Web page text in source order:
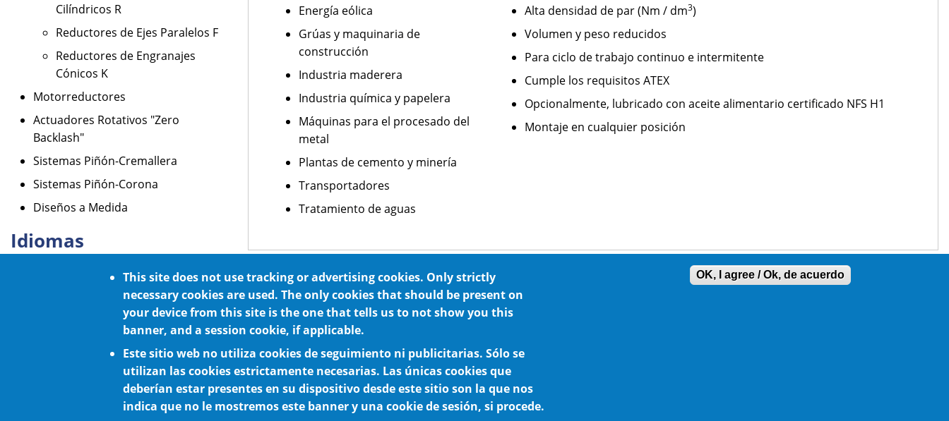
Cilíndricos R
Reductores de Ejes Paralelos F
Reductores de Engranajes
Cónicos K
Motorreductores
Actuadores Rotativos "Zero
Backlash"
Sistemas Piñón-Cremallera
Sistemas Piñón-Corona
Diseños a Medida
Idiomas
Energía eólica
Grúas y maquinaria de
construcción
Industria maderera
Industria química y papelera
Máquinas para el procesado del
metal
Plantas de cemento y minería
Transportadores
Tratamiento de aguas
Alta densidad de par (Nm / dm3)
Volumen y peso reducidos
Para ciclo de trabajo continuo e intermitente
Cumple los requisitos ATEX
Opcionalmente, lubricado con aceite alimentario certificado NFS H1
Montaje en cualquier posición
Política de cookies
This site does not use tracking or advertising cookies. Only strictly
necessary cookies are used. The only cookies that should be present on
your device from this site is the one that tells us to not show you this
banner, and a session cookie, if applicable.
Este sitio web no utiliza cookies de seguimiento ni publicitarias. Sólo se
utilizan las cookies estrictamente necesarias. Las únicas cookies que
deberían estar presentes en su dispositivo desde este sitio son la que nos
indica que no le mostremos este banner y una cookie de sesión, si procede.
OK, I agree / Ok, de acuerdo